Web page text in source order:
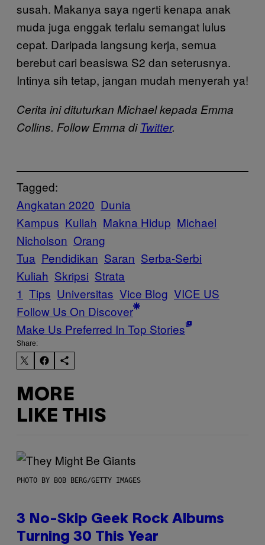
susah. Makanya saya ngerti kenapa anak
muda juga enggak terlalu semangat lulus
cepat. Daripada langsung kerja, semua
berebut cari beasiswa S2 dan seterusnya.
Intinya sih tetap, jangan mudah menyerah ya!
Cerita ini dituturkan Michael kepada Emma
Collins. Follow Emma di Twitter.
Tagged:
Angkatan 2020 Dunia
Kampus Kuliah Makna Hidup Michael
Nicholson Orang
Tua Pendidikan Saran Serba-Serbi
Kuliah Skripsi Strata
1 Tips Universitas Vice Blog VICE US
Follow Us On Discover
Make Us Preferred In Top Stories
Share:
MORE
LIKE THIS
PHOTO BY BOB BERG/GETTY IMAGES
3 No-Skip Geek Rock Albums
Turning 30 This Year